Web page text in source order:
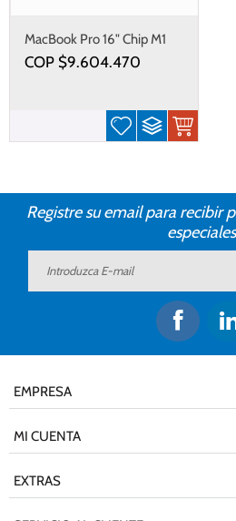
MacBook Pro 16" Chip M1
COP $9.604.470
Registre su email para recibir
EMPRESA
MI CUENTA
EXTRAS